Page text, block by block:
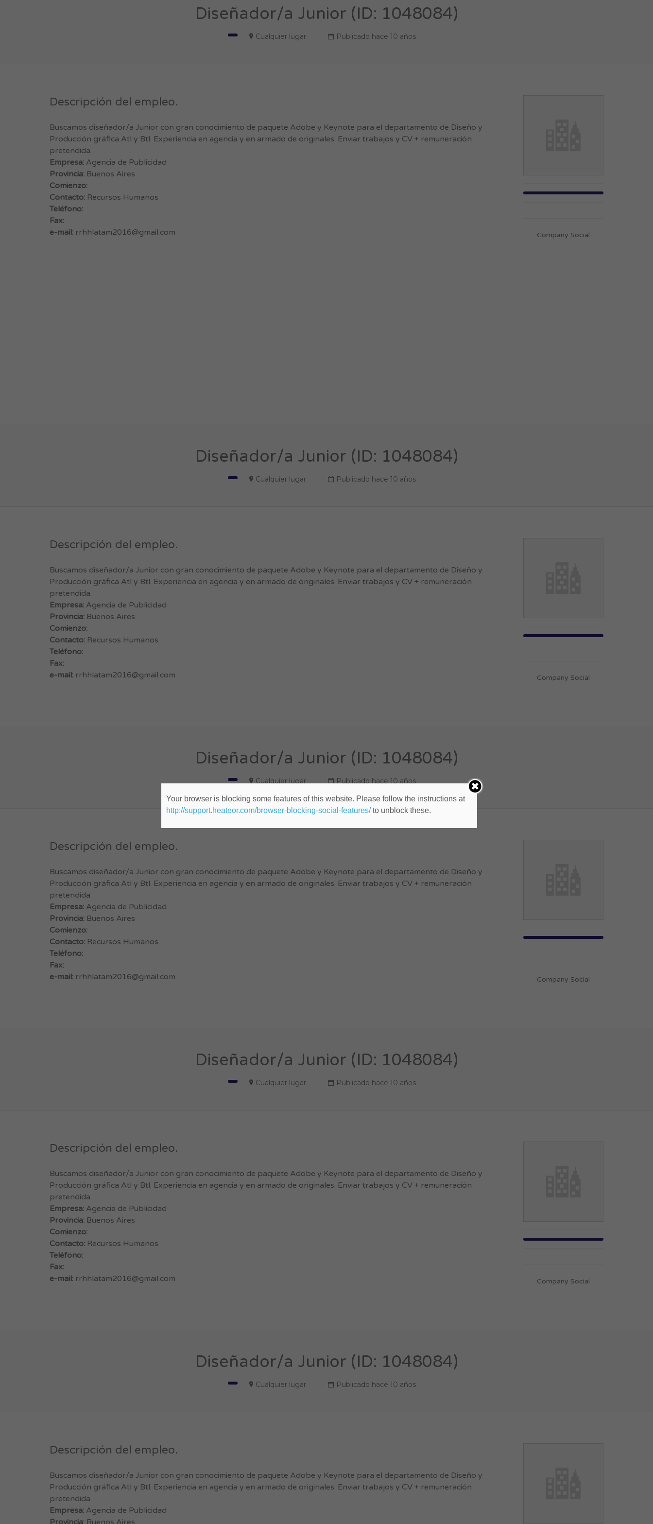
Diseñador/a Junior (ID: 1048084)
Cualquier lugar Publicado hace 10 años
Descripción del empleo.
Buscamos diseñador/a Junior con gran conocimiento de paquete Adobe y Keynote para el departamento de Diseño y
Producción gráfica Atl y Btl. Experiencia en agencia y en armado de originales. Enviar trabajos y CV + remuneración
pretendida.
Empresa: Agencia de Publicidad
Provincia: Buenos Aires
Comienzo:
Contacto: Recursos Humanos
Teléfono:
Fax:
e-mail: rrhhlatam2016@gmail.com Company Social
Diseñador/a Junior (ID: 1048084)
Cualquier lugar Publicado hace 10 años
Descripción del empleo.
Buscamos diseñador/a Junior con gran conocimiento de paquete Adobe y Keynote para el departamento de Diseño y
Producción gráfica Atl y Btl. Experiencia en agencia y en armado de originales. Enviar trabajos y CV + remuneración
pretendida.
Empresa: Agencia de Publicidad
Provincia: Buenos Aires
Comienzo:
Contacto: Recursos Humanos
Teléfono:
Fax:
e-mail: rrhhlatam2016@gmail.com Company Social
Diseñador/a Junior (ID: 1048084)
Cualquier lugar Publicado hace 10 años
Descripción del empleo.
Buscamos diseñador/a Junior con gran conocimiento de paquete Adobe y Keynote para el departamento de Diseño y
Producción gráfica Atl y Btl. Experiencia en agencia y en armado de originales. Enviar trabajos y CV + remuneración
pretendida.
Empresa: Agencia de Publicidad
Provincia: Buenos Aires
Comienzo:
Contacto: Recursos Humanos
Teléfono:
Fax:
e-mail: rrhhlatam2016@gmail.com Company Social
Diseñador/a Junior (ID: 1048084)
Cualquier lugar Publicado hace 10 años
Descripción del empleo.
Buscamos diseñador/a Junior con gran conocimiento de paquete Adobe y Keynote para el departamento de Diseño y
Producción gráfica Atl y Btl. Experiencia en agencia y en armado de originales. Enviar trabajos y CV + remuneración
pretendida.
Empresa: Agencia de Publicidad
Provincia: Buenos Aires
Comienzo:
Contacto: Recursos Humanos
Teléfono:
Fax:
e-mail: rrhhlatam2016@gmail.com Company Social
Diseñador/a Junior (ID: 1048084)
Cualquier lugar Publicado hace 10 años
Descripción del empleo.
Buscamos diseñador/a Junior con gran conocimiento de paquete Adobe y Keynote para el departamento de Diseño y
Producción gráfica Atl y Btl. Experiencia en agencia y en armado de originales. Enviar trabajos y CV + remuneración
pretendida.
Empresa: Agencia de Publicidad
Provincia: Buenos Aires
Your browser is blocking some features of this website. Please follow the instructions at
http://support.heateor.com/browser-blocking-social-features/to unblock these.